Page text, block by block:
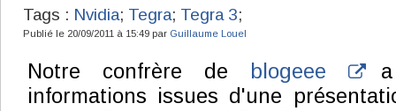
Tags : Nvidia; Tegra; Tegra 3;
Publié le 20/09/2011 à 15:49 par Guillaume Louel
Notre confrère de blogeee
a
informations issues d'une